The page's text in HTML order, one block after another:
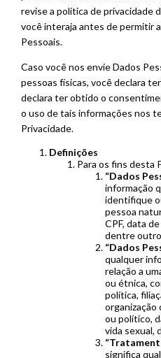
revise a política de privacidade
você interaja antes de permitir
Pessoais.
Caso você nos envie Dados
pessoas físicas, você declara
declara ter obtido o
o uso de tais informações nos
Privacidade.
Definições
Para os fins desta
“Dados
informação
identifique
pessoa
CPF, data
dentre
“Dados
qualquer
relação a
ou étnica,
política,
organização
ou político,
vida sexual,
significa